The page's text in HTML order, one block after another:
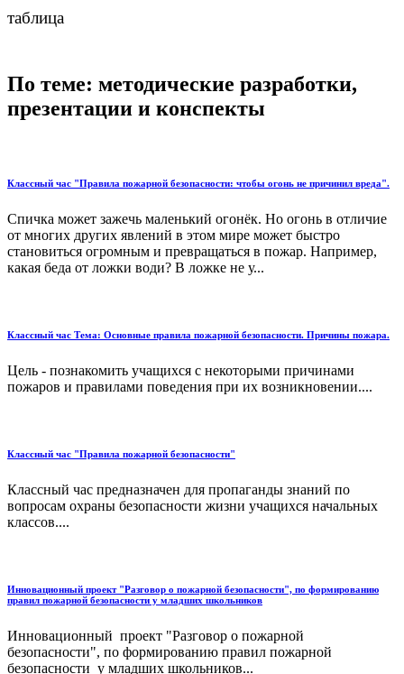
таблица
По теме: методические разработки,
презентации и конспекты
Классный час "Правила пожарной безопасности: чтобы огонь не причинил вреда".
Спичка может зажечь маленький огонёк. Но огонь в отличие
от многих других явлений в этом мире может быстро
становиться огромным и превращаться в пожар. Например,
какая беда от ложки води? В ложке не у...
Классный час Тема: Основные правила пожарной безопасности. Причины пожара.
Цель - познакомить учащихся с некоторыми причинами
пожаров и правилами поведения при их возникновении....
Классный час "Правила пожарной безопасности"
Классный час предназначен для пропаганды знаний по
вопросам охраны безопасности жизни учащихся начальных
классов....
Инновационный проект "Разговор о пожарной безопасности", по формированию
правил пожарной безопасности у младших школьников
Инновационный проект "Разговор о пожарной
безопасности", по формированию правил пожарной
безопасности у младших школьников...